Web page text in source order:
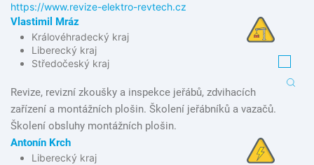
https://www.revize-elektro-revtech.cz
Vlastimil Mráz
Královéhradecký kraj
Liberecký kraj
Středočeský kraj
Revize, revizní zkoušky a inspekce jeřábů, zdvihacích
zařízení a montážních plošin. Školení jeřábníků a vazačů.
Školení obsluhy montážních plošin.
Antonín Krch
Liberecký kraj